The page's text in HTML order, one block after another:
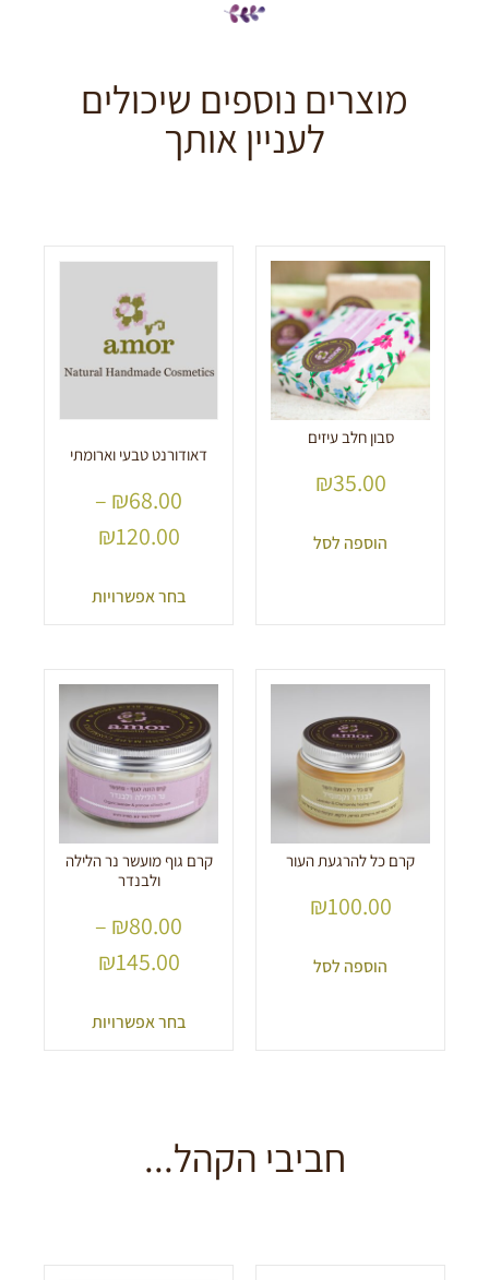
מוצרים נוספים שיכולים
לעניין אותך
סבון חלב עיזים
₪35.00
הוספה לסל
דאודורנט טבעי וארומתי
₪68.00
–
₪120.00
בחר אפשרויות
קרם כל להרגעת העור
₪100.00
הוספה לסל
קרם גוף מועשר נר הלילה
ולבנדר
₪80.00
–
₪145.00
בחר אפשרויות
חביבי הקהל...